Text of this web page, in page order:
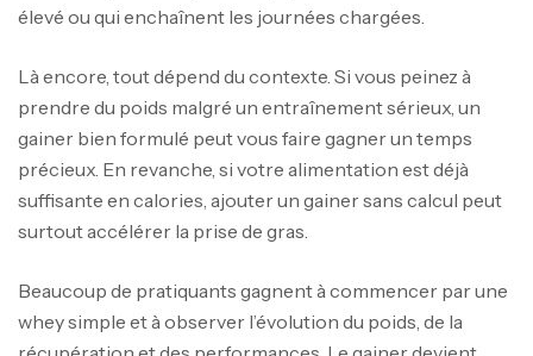
élevé ou qui enchaînent les journées chargées.
Là encore, tout dépend du contexte. Si vous peinez à
prendre du poids malgré un entraînement sérieux, un
gainer bien formulé peut vous faire gagner un temps
précieux. En revanche, si votre alimentation est déjà
suffisante en calories, ajouter un gainer sans calcul peut
surtout accélérer la prise de gras.
Beaucoup de pratiquants gagnent à commencer par une
whey simple et à observer l’évolution du poids, de la